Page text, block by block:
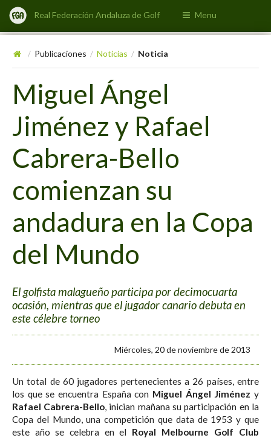
Real Federación Andaluza de Golf Menu
/ Publicaciones / Noticias / Noticia
Miguel Ángel
Jiménez y Rafael
Cabrera-Bello
comienzan su
andadura en la Copa
del Mundo
El golfista malagueño participa por decimocuarta
ocasión, mientras que el jugador canario debuta en
este célebre torneo
Miércoles, 20 de noviembre de 2013
Un total de 60 jugadores pertenecientes a 26 países, entre
los que se encuentra España con Miguel Ángel Jiménez y
Rafael Cabrera-Bello, inician mañana su participación en la
Copa del Mundo, una competición que data de 1953 y que
este año se celebra en el Royal Melbourne Golf Club